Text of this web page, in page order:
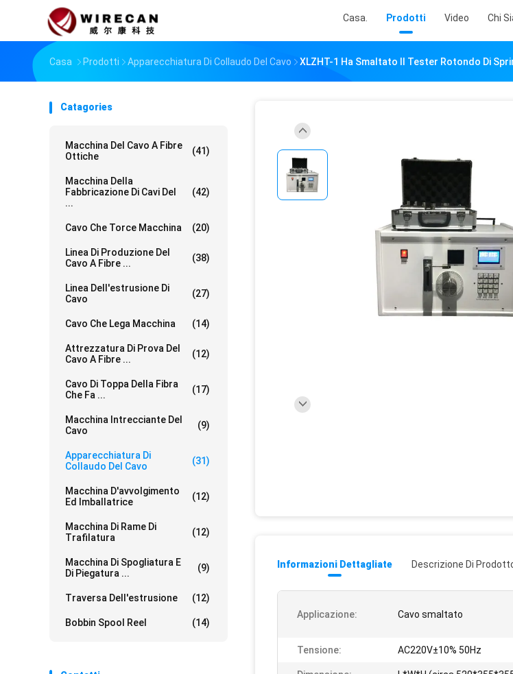
Casa. Prodotti Video Chi
Casa Prodotti Apparecchiatura Di Collaudo Del Cavo XLZHT-1 Ha Smaltato Il Tester Rotondo Di
Catagories
Macchina Del Cavo A Fibre
Ottiche
(41)
Macchina Della
Fabbricazione Di Cavi Del
...
(42)
Cavo Che Torce Macchina (20)
Linea Di Produzione Del
Cavo A Fibre ...
(38)
Linea Dell'estrusione Di
Cavo
(27)
Cavo Che Lega Macchina (14)
Attrezzatura Di Prova Del
Cavo A Fibre ...
(12)
Cavo Di Toppa Della Fibra
Che Fa ...
(17)
Macchina Intrecciante Del
Cavo
(9)
Apparecchiatura Di
Collaudo Del Cavo
(31)
Macchina D'avvolgimento
Ed Imballatrice
(12)
Macchina Di Rame Di
Trafilatura
(12)
Macchina Di Spogliatura E
Di Piegatura ...
(9)
Traversa Dell'estrusione (12)
Bobbin Spool Reel (14)
Informazioni Dettagliate Descrizione Di
Applicazione: Cavo smaltato
Tensione: AC220V±10% 50Hz